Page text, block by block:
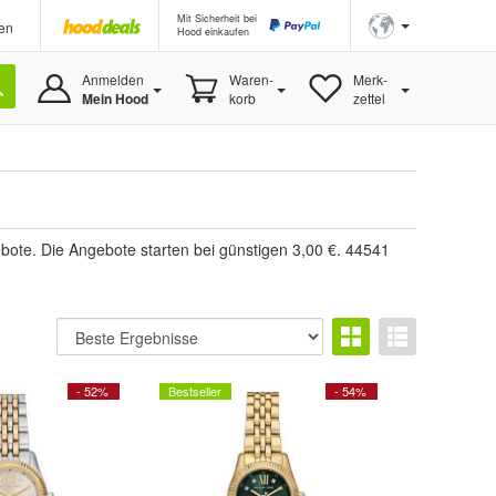
Mit Sicherheit bei
Hood einkaufen
Anmelden
Mein Hood
Waren-
korb
Merk-
zettel
Die Angebote starten bei günstigen 3,00 €. 44541
- 52% - 54%
Bestseller